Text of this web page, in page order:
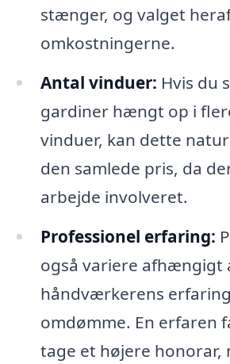
stænger, og valget
omkostningerne.
Antal vinduer: Hvis du
gardiner hængt op i
vinduer, kan dette
den samlede pris, da
arbejde involveret.
Professionel erfaring:
også variere afhængigt
håndværkerens
omdømme. En erfaren
tage et højere honorar,